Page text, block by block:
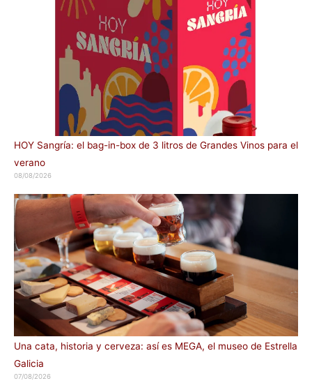
HOY Sangría: el bag-in-box de 3 litros de Grandes Vinos para el
verano
08/08/2026
Una cata, historia y cerveza: así es MEGA, el museo de Estrella
Galicia
07/08/2026